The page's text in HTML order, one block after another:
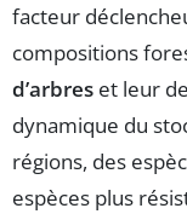
facteur
compositions
d’arbres et leur
dynamique du
régions, des
espèces plus